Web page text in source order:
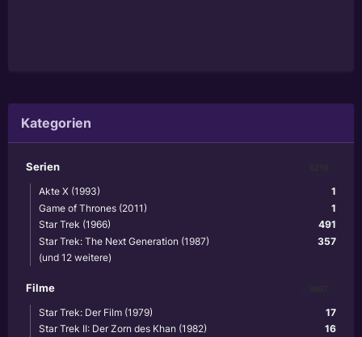
Kategorien
Serien
1
Akte X (1993)
1
Game of Thrones (2011)
491
Star Trek (1966)
357
Star Trek: The Next Generation (1987)
(und 12 weitere)
Filme
17
Star Trek: Der Film (1979)
16
Star Trek II: Der Zorn des Khan (1982)